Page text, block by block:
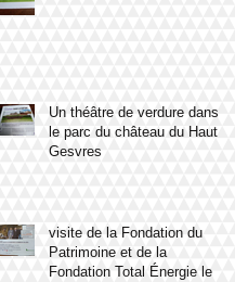
Un théâtre de verdure dans
le parc du château du Haut
Gesvres
visite de la Fondation du
Patrimoine et de la
Fondation Total Énergie le 8